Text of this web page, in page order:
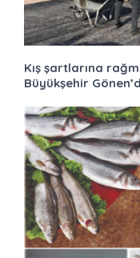
Kış şartlarına
Büyükşehir